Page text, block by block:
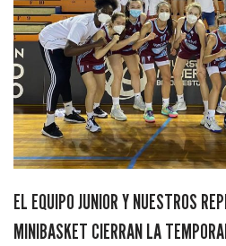
EL EQUIPO JUNIOR Y NUESTROS
MINIBASKET CIERRAN LA